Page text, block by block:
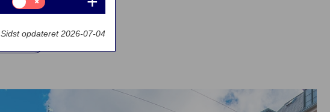
Aktier
til:
Markedsføring
Sidst opdateret 2026-07-04